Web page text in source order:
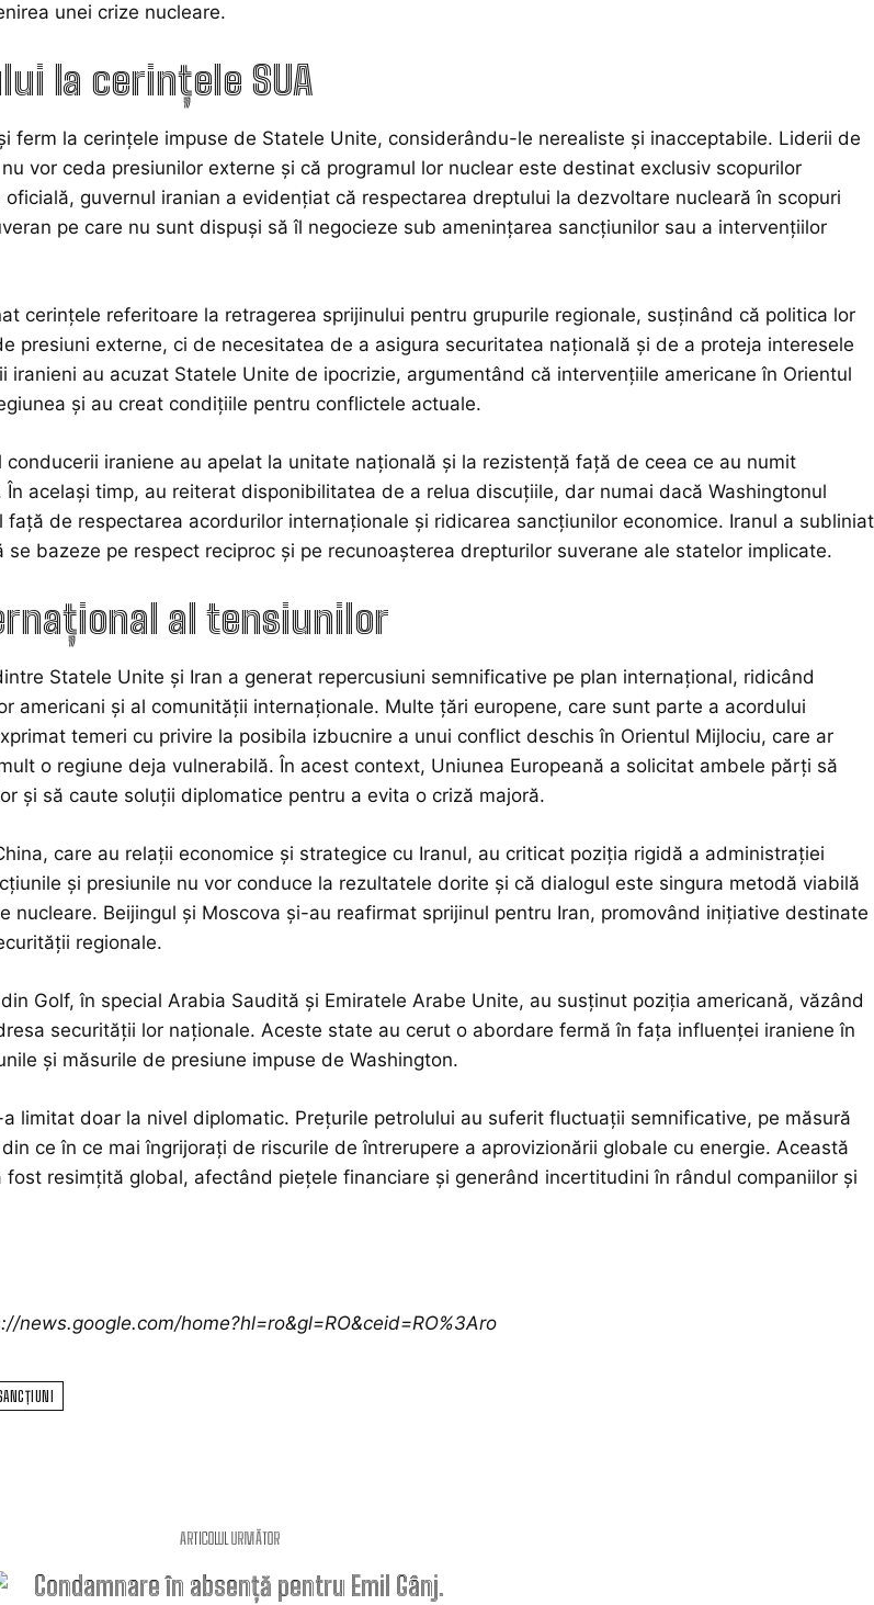
unei crize nucleare.
la cerințele SUA
ferm la cerințele impuse de Statele Unite, considerându-le nerealiste și inacceptabile. Liderii de
vor ceda presiunilor externe și că programul lor nuclear este destinat exclusiv scopurilor
guvernul iranian a evidențiat că respectarea dreptului la dezvoltare nucleară în scopuri
pe care nu sunt dispuși să îl negocieze sub amenințarea sancțiunilor sau a intervențiilor
cerințele referitoare la retragerea sprijinului pentru grupurile regionale, susținând că politica lor
presiuni externe, ci de necesitatea de a asigura securitatea națională și de a proteja interesele
iranieni au acuzat Statele Unite de ipocrizie, argumentând că intervențiile americane în Orientul
și au creat condițiile pentru conflictele actuale.
iraniene au apelat la unitate națională și la rezistență față de ceea ce au numit
În același timp, au reiterat disponibilitatea de a relua discuțiile, dar numai dacă Washingtonul
față de respectarea acordurilor internaționale și ridicarea sancțiunilor economice. Iranul a subliniat
bazeze pe respect reciproc și pe recunoașterea drepturilor suverane ale statelor implicate.
al tensiunilor
Statele Unite și Iran a generat repercusiuni semnificative pe plan internațional, ridicând
americani și al comunității internaționale. Multe țări europene, care sunt parte a acordului
temeri cu privire la posibila izbucnire a unui conflict deschis în Orientul Mijlociu, care ar
o regiune deja vulnerabilă. În acest context, Uniunea Europeană a solicitat ambele părți să
și să caute soluții diplomatice pentru a evita o criză majoră.
care au relații economice și strategice cu Iranul, au criticat poziția rigidă a administrației
și presiunile nu vor conduce la rezultatele dorite și că dialogul este singura metodă viabilă
nucleare. Beijingul și Moscova și-au reafirmat sprijinul pentru Iran, promovând inițiative destinate
regionale.
Golf, în special Arabia Saudită și Emiratele Arabe Unite, au susținut poziția americană, văzând
securității lor naționale. Aceste state au cerut o abordare fermă în fața influenței iraniene în
și măsurile de presiune impuse de Washington.
limitat doar la nivel diplomatic. Prețurile petrolului au suferit fluctuații semnificative, pe măsură
ce în ce mai îngrijorați de riscurile de întrerupere a aprovizionării globale cu energie. Această
resimțită global, afectând piețele financiare și generând incertitudini în rândul companiilor și
news.google.com/home?hl=ro&gl=RO&ceid=RO%3Aro
ARTICOLUL URMĂTOR